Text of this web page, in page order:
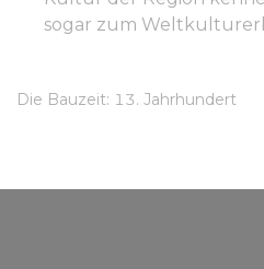
sogar zum
Die Bauzeit: 13. Jahrhundert